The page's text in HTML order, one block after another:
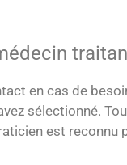
en cas de
sélectionné.
est reconnu